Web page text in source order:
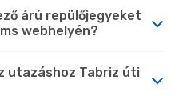
árú repülőjegyeket
webhelyén?
utazáshoz Tabriz úti